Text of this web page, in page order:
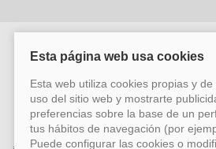
ACCION VIAJES SL ha sido beneficiaria del
Regional (FEDER), cuyo objetivo es mejorar
mediante el impulso de la innovación, el